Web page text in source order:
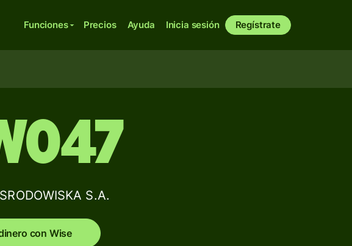
Funciones Precios Ayuda Inicia sesión Regístrate
S.A.
con Wise